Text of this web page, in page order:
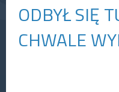
ODBYŁ SIĘ
CHWALE